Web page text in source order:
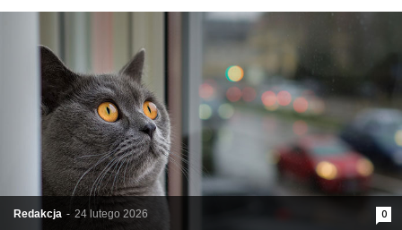
Redakcja - 24 lutego 2026 0